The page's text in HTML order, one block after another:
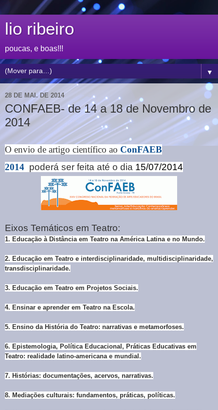
lio ribeiro
poucas, e boas!!!
▼
28 DE MAI. DE 2014
CONFAEB- de 14 a 18 de Novembro de
2014
O envio de artigo científico ao ConFAEB
2014 poderá ser feita até o dia 15/07/2014
Eixos Temáticos em Teatro:
1. Educação à Distância em Teatro na América Latina e no Mundo.
2. Educação em Teatro e interdisciplinaridade, multidisciplinaridade,
transdisciplinaridade.
3. Educação em Teatro em Projetos Sociais.
4. Ensinar e aprender em Teatro na Escola.
5. Ensino da História do Teatro: narrativas e metamorfoses.
6. Epistemologia, Política Educacional, Práticas Educativas em
Teatro: realidade latino-americana e mundial.
7. Histórias: documentações, acervos, narrativas.
8. Mediações culturais: fundamentos, práticas, políticas.